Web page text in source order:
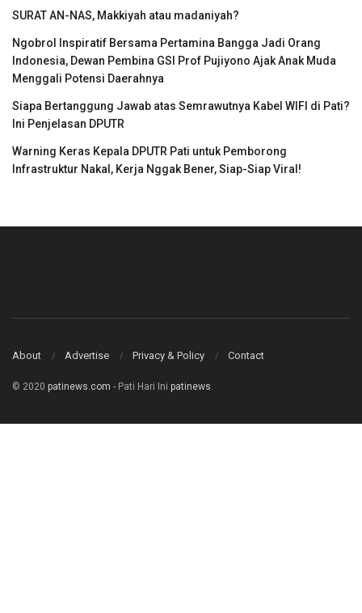
SURAT AN-NAS, Makkiyah atau madaniyah?
Ngobrol Inspiratif Bersama Pertamina Bangga Jadi Orang
Indonesia, Dewan Pembina GSI Prof Pujiyono Ajak Anak Muda
Menggali Potensi Daerahnya
Siapa Bertanggung Jawab atas Semrawutnya Kabel WIFI di Pati?
Ini Penjelasan DPUTR
Warning Keras Kepala DPUTR Pati untuk Pemborong
Infrastruktur Nakal, Kerja Nggak Bener, Siap-Siap Viral!
About Advertise Privacy & Policy Contact
© 2020 patinews.com - Pati Hari Ini patinews